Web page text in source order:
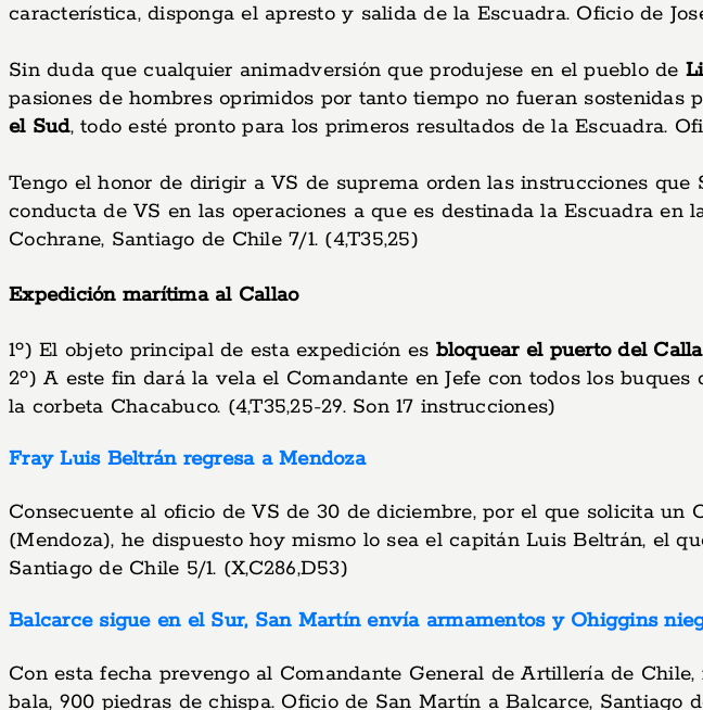
característica, disponga el apresto y salida de la Escuadra. Oficio de
Sin duda que cualquier animadversión que produjese en el pueblo de
pasiones de hombres oprimidos por tanto tiempo no fueran sostenidas
el Sud, todo esté pronto para los primeros resultados de la Escuadra.
Tengo el honor de dirigir a VS de suprema orden las instrucciones
conducta de VS en las operaciones a que es destinada la Escuadra en
Cochrane, Santiago de Chile 7/1. (4,T35,25)
Expedición marítima al Callao
1º) El objeto principal de esta expedición es bloquear el puerto del
2º) A este fin dará la vela el Comandante en Jefe con todos los
la corbeta Chacabuco. (4,T35,25-29. Son 17 instrucciones)
Fray Luis Beltrán regresa a Mendoza
Consecuente al oficio de VS de 30 de diciembre, por el que solicita
(Mendoza), he dispuesto hoy mismo lo sea el capitán Luis Beltrán, el
Santiago de Chile 5/1. (X,C286,D53)
Balcarce sigue en el Sur, San Martín envía armamentos y Ohiggins
Con esta fecha prevengo al Comandante General de Artillería de
bala, 900 piedras de chispa. Oficio de San Martín a Balcarce, Santiago